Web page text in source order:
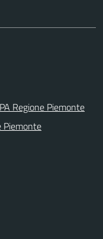
Regione Piemonte
Piemonte